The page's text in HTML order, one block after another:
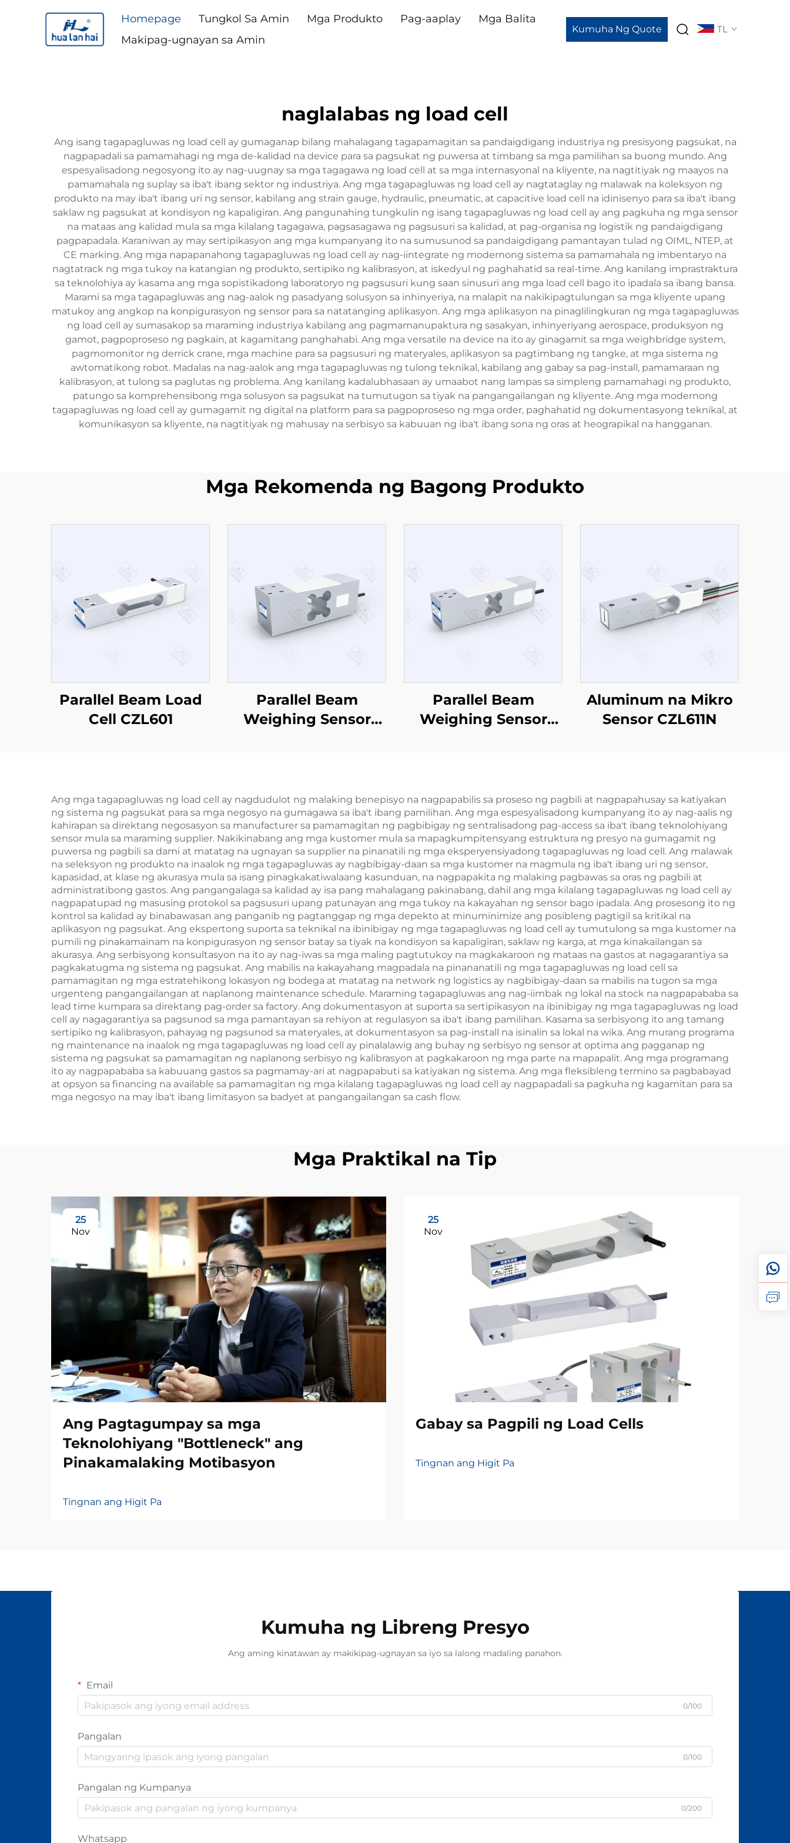
Homepage Tungkol Sa Amin Mga Produkto Pag-aaplay
Mga Balita
Makipag-ugnayan sa Amin
Kumuha Ng Quote TL
naglalabas ng load cell
Ang isang tagapagluwas ng load cell ay gumaganap bilang mahalagang tagapamagitan sa pandaigdigang industriya ng presisyong pagsukat, na
nagpapadali sa pamamahagi ng mga de-kalidad na device para sa pagsukat ng puwersa at timbang sa mga pamilihan sa buong mundo. Ang
espesyalisadong negosyong ito ay nag-uugnay sa mga tagagawa ng load cell at sa mga internasyonal na kliyente, na nagtitiyak ng maayos na
pamamahala ng suplay sa iba't ibang sektor ng industriya. Ang mga tagapagluwas ng load cell ay nagtataglay ng malawak na koleksyon ng
produkto na may iba't ibang uri ng sensor, kabilang ang strain gauge, hydraulic, pneumatic, at capacitive load cell na idinisenyo para sa iba't ibang
saklaw ng pagsukat at kondisyon ng kapaligiran. Ang pangunahing tungkulin ng isang tagapagluwas ng load cell ay ang pagkuha ng mga sensor
na mataas ang kalidad mula sa mga kilalang tagagawa, pagsasagawa ng pagsusuri sa kalidad, at pag-organisa ng logistik ng pandaigdigang
pagpapadala. Karaniwan ay may sertipikasyon ang mga kumpanyang ito na sumusunod sa pandaigdigang pamantayan tulad ng OIML, NTEP, at
CE marking. Ang mga napapanahong tagapagluwas ng load cell ay nag-iintegrate ng modernong sistema sa pamamahala ng imbentaryo na
nagtatrack ng mga tukoy na katangian ng produkto, sertipiko ng kalibrasyon, at iskedyul ng paghahatid sa real-time. Ang kanilang imprastraktura
sa teknolohiya ay kasama ang mga sopistikadong laboratoryo ng pagsusuri kung saan sinusuri ang mga load cell bago ito ipadala sa ibang bansa.
Marami sa mga tagapagluwas ang nag-aalok ng pasadyang solusyon sa inhinyeriya, na malapit na nakikipagtulungan sa mga kliyente upang
matukoy ang angkop na konpigurasyon ng sensor para sa natatanging aplikasyon. Ang mga aplikasyon na pinaglilingkuran ng mga tagapagluwas
ng load cell ay sumasakop sa maraming industriya kabilang ang pagmamanupaktura ng sasakyan, inhinyeriyang aerospace, produksyon ng
gamot, pagpoproseso ng pagkain, at kagamitang panghahabi. Ang mga versatile na device na ito ay ginagamit sa mga weighbridge system,
pagmomonitor ng derrick crane, mga machine para sa pagsusuri ng materyales, aplikasyon sa pagtimbang ng tangke, at mga sistema ng
awtomatikong robot. Madalas na nag-aalok ang mga tagapagluwas ng tulong teknikal, kabilang ang gabay sa pag-install, pamamaraan ng
kalibrasyon, at tulong sa paglutas ng problema. Ang kanilang kadalubhasaan ay umaabot nang lampas sa simpleng pamamahagi ng produkto,
patungo sa komprehensibong mga solusyon sa pagsukat na tumutugon sa tiyak na pangangailangan ng kliyente. Ang mga modernong
tagapagluwas ng load cell ay gumagamit ng digital na platform para sa pagpoproseso ng mga order, paghahatid ng dokumentasyong teknikal, at
komunikasyon sa kliyente, na nagtitiyak ng mahusay na serbisyo sa kabuuan ng iba't ibang sona ng oras at heograpikal na hangganan.
Mga Rekomenda ng Bagong Produkto
Parallel Beam Load
Cell CZL601
Parallel Beam
Weighing Sensor
Parallel Beam
Weighing Sensor
Aluminum na Mikro
Sensor CZL611N
Ang mga tagapagluwas ng load cell ay nagdudulot ng malaking benepisyo na nagpapabilis sa proseso ng pagbili at nagpapahusay sa katiyakan
ng sistema ng pagsukat para sa mga negosyo na gumagawa sa iba't ibang pamilihan. Ang mga espesyalisadong kumpanyang ito ay nag-aalis ng
kahirapan sa direktang negosasyon sa manufacturer sa pamamagitan ng pagbibigay ng sentralisadong pag-access sa iba't ibang teknolohiyang
sensor mula sa maraming supplier. Nakikinabang ang mga kustomer mula sa mapagkumpitensyang estruktura ng presyo na gumagamit ng
puwersa ng pagbili sa dami at matatag na ugnayan sa supplier na pinanatili ng mga eksperyensiyadong tagapagluwas ng load cell. Ang malawak
na seleksyon ng produkto na inaalok ng mga tagapagluwas ay nagbibigay-daan sa mga kustomer na magmula ng iba't ibang uri ng sensor,
kapasidad, at klase ng akurasya mula sa isang pinagkakatiwalaang kasunduan, na nagpapakita ng malaking pagbawas sa oras ng pagbili at
administratibong gastos. Ang pangangalaga sa kalidad ay isa pang mahalagang pakinabang, dahil ang mga kilalang tagapagluwas ng load cell ay
nagpapatupad ng masusing protokol sa pagsusuri upang patunayan ang mga tukoy na kakayahan ng sensor bago ipadala. Ang prosesong ito ng
kontrol sa kalidad ay binabawasan ang panganib ng pagtanggap ng mga depekto at minuminimize ang posibleng pagtigil sa kritikal na
aplikasyon ng pagsukat. Ang ekspertong suporta sa teknikal na ibinibigay ng mga tagapagluwas ng load cell ay tumutulong sa mga kustomer na
pumili ng pinakamainam na konpigurasyon ng sensor batay sa tiyak na kondisyon sa kapaligiran, saklaw ng karga, at mga kinakailangan sa
akurasya. Ang serbisyong konsultasyon na ito ay nag-iwas sa mga maling pagtutukoy na magkakaroon ng mataas na gastos at nagagarantiya sa
pagkakatugma ng sistema ng pagsukat. Ang mabilis na kakayahang magpadala na pinananatili ng mga tagapagluwas ng load cell sa
pamamagitan ng mga estratehikong lokasyon ng bodega at matatag na network ng logistics ay nagbibigay-daan sa mabilis na tugon sa mga
urgenteng pangangailangan at naplanong maintenance schedule. Maraming tagapagluwas ang nag-iimbak ng lokal na stock na nagpapababa sa
lead time kumpara sa direktang pag-order sa factory. Ang dokumentasyon at suporta sa sertipikasyon na ibinibigay ng mga tagapagluwas ng load
cell ay nagagarantiya sa pagsunod sa mga pamantayan sa rehiyon at regulasyon sa iba't ibang pamilihan. Kasama sa serbisyong ito ang tamang
sertipiko ng kalibrasyon, pahayag ng pagsunod sa materyales, at dokumentasyon sa pag-install na isinalin sa lokal na wika. Ang murang programa
ng maintenance na inaalok ng mga tagapagluwas ng load cell ay pinalalawig ang buhay ng serbisyo ng sensor at optima ang pagganap ng
sistema ng pagsukat sa pamamagitan ng naplanong serbisyo ng kalibrasyon at pagkakaroon ng mga parte na mapapalit. Ang mga programang
ito ay nagpapababa sa kabuuang gastos sa pagmamay-ari at nagpapabuti sa katiyakan ng sistema. Ang mga fleksibleng termino sa pagbabayad
at opsyon sa financing na available sa pamamagitan ng mga kilalang tagapagluwas ng load cell ay nagpapadali sa pagkuha ng kagamitan para sa
mga negosyo na may iba't ibang limitasyon sa badyet at pangangailangan sa cash flow.
Mga Praktikal na Tip
25
Nov
Ang Pagtagumpay sa mga
Teknolohiyang "Bottleneck" ang
Pinakamalaking Motibasyon
Tingnan ang Higit Pa
25
Nov
Gabay sa Pagpili ng Load Cells
Tingnan ang Higit Pa
Kumuha ng Libreng Presyo
Ang aming kinatawan ay makikipag-ugnayan sa iyo sa lalong madaling panahon.
Email
0/100
Pangalan
0/100
Pangalan ng Kumpanya
0/200
Whatsapp